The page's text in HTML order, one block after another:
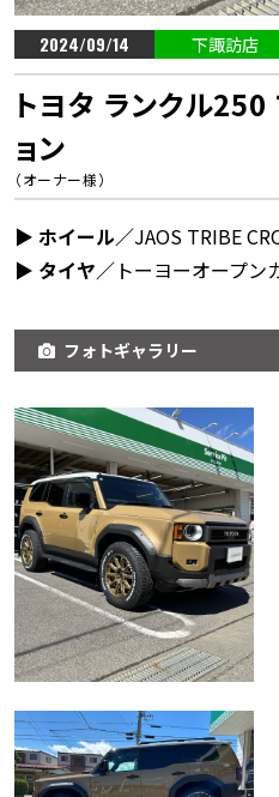
2024/09/14 下諏訪店
トヨタ ランクル250
ョン
（オーナー様）
▶︎ ホイール／JAOS TRIBE
▶︎ タイヤ／ トーヨーオープン
フォトギャラリー